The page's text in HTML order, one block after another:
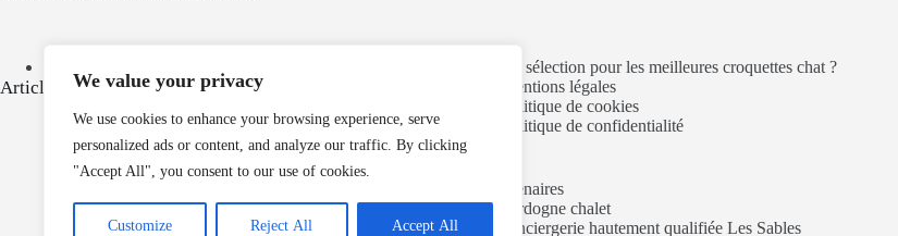
We value your privacy
We use cookies to enhance your browsing experience, serve
personalized ads or content, and analyze our traffic. By clicking
"Accept All", you consent to our use of cookies.
Customize Reject All Accept All
Croquettes pour chat : comment les choisir ? Quels sont les critères de sélection pour les meilleures croquettes chat ?
Articles populaires
Mentions légales
Politique de cookies
Politique de confidentialité
Nos partenaires
dordogne chalet
conciergerie hautement qualifiée Les Sables